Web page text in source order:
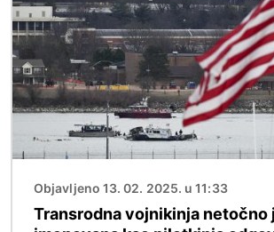
Objavljeno 13. 02. 2025. u 11:33
Transrodna vojnikinja netočno